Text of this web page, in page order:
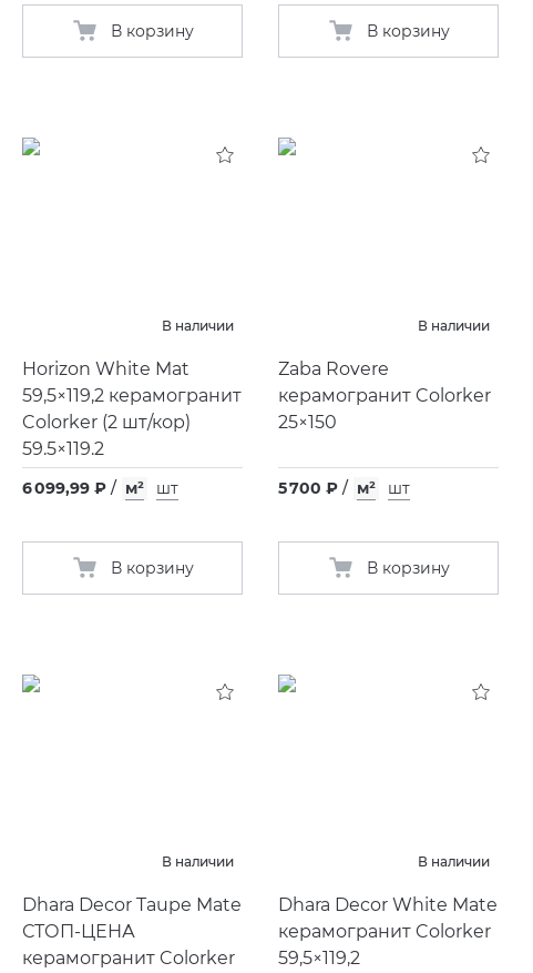
В корзину В корзину
В наличии
Horizon White Mat
59,5×119,2 керамогранит
Colorker (2 шт/кор)
59.5×119.2
6 099,99 ₽ / м² шт
В корзину
В наличии
Zaba Rovere
керамогранит Colorker
25×150
5 700 ₽ / м² шт
В корзину
В наличии
Dhara Decor Taupe Mate
СТОП-ЦЕНА
керамогранит Colorker
В наличии
Dhara Decor White Mate
керамогранит Colorker
59,5×119,2